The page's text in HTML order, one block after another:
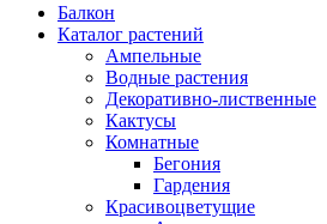
Балкон
Каталог растений
Ампельные
Водные растения
Декоративно-лиственные
Кактусы
Комнатные
Бегония
Гардения
Красивоцветущие